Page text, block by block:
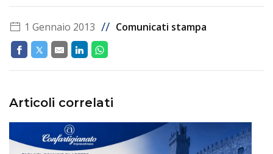
1 Gennaio 2013 // Comunicati stampa
Articoli correlati